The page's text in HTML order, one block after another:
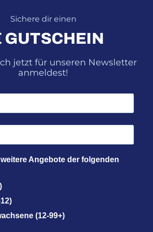
Sichere dir einen
GUTSCHEIN
jetzt für unseren Newsletter
anmeldest!
Angebote der folgenden
(12-99+)